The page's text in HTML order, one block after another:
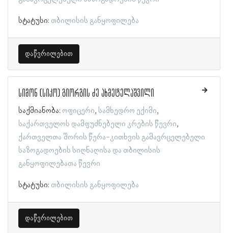
სტატუსი: თბილისის განყოფილება
დაწვრილებით
სიმონ (სიკო) გიორგის ძე ახმეტელაშვილი
საქმიანობა: ოფიცერი სამხედრო ექიმი
საქართველოს დამფუძნებელი კრების წევრი
ქართველთა შორის წერა-კითხვის გამავრცელებელი
საზოგადოების სიღნაღისა და თბილისის
განყოფილებათა წევრი
სტატუსი: თბილისის განყოფილება
დაწვრილებით